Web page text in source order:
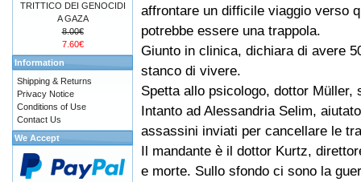
affrontare un difficile viaggio verso
potrebbe essere una trappola.
Giunto in clinica, dichiara di avere
stanco di vivere.
Spetta allo psicologo, dottor
Intanto ad Alessandria Selim,
assassini inviati per cancellare le
Il mandante è il dottor Kurtz,
e morte. Sullo sfondo ci sono la
TRITTICO DEI GENOCIDI
A GAZA
8.00€
7.60€
Information
Shipping & Returns
Privacy Notice
Conditions of Use
Contact Us
We Accept